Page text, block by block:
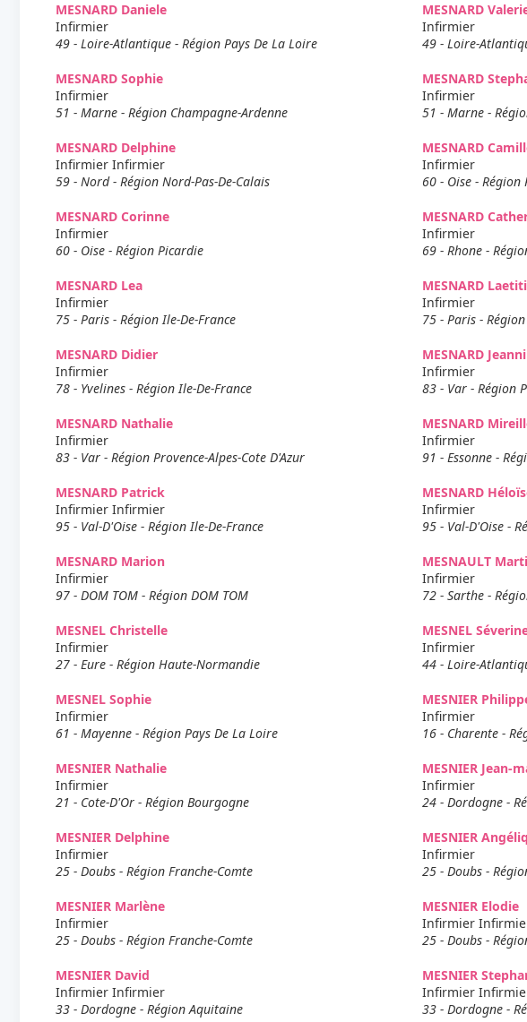
MESNARD Daniele
Infirmier
49 - Loire-Atlantique - Région Pays De La Loire
MESNARD
Infirmier
49 - Loire-
MESNARD Sophie
Infirmier
51 - Marne - Région Champagne-Ardenne
MESNARD
Infirmier
51 - Marne -
MESNARD Delphine
Infirmier Infirmier
59 - Nord - Région Nord-Pas-De-Calais
MESNARD
Infirmier
60 - Oise - Région
MESNARD Corinne
Infirmier
60 - Oise - Région Picardie
MESNARD
Infirmier
69 - Rhone -
MESNARD Lea
Infirmier
75 - Paris - Région Ile-De-France
MESNARD
Infirmier
75 - Paris -
MESNARD Didier
Infirmier
78 - Yvelines - Région Ile-De-France
MESNARD
Infirmier
83 - Var - Région
MESNARD Nathalie
Infirmier
83 - Var - Région Provence-Alpes-Cote D'Azur
MESNARD
Infirmier
91 - Essonne -
MESNARD Patrick
Infirmier Infirmier
95 - Val-D'Oise - Région Ile-De-France
MESNARD
Infirmier
95 - Val-D'Oise -
MESNARD Marion
Infirmier
97 - DOM TOM - Région DOM TOM
MESNAULT
Infirmier
72 - Sarthe -
MESNEL Christelle
Infirmier
27 - Eure - Région Haute-Normandie
MESNEL
Infirmier
44 - Loire-
MESNEL Sophie
Infirmier
61 - Mayenne - Région Pays De La Loire
MESNIER
Infirmier
16 - Charente -
MESNIER Nathalie
Infirmier
21 - Cote-D'Or - Région Bourgogne
MESNIER Jean-
Infirmier
24 - Dordogne -
MESNIER Delphine
Infirmier
25 - Doubs - Région Franche-Comte
MESNIER
Infirmier
25 - Doubs -
MESNIER Marlène
Infirmier
25 - Doubs - Région Franche-Comte
MESNIER Elodie
Infirmier
25 - Doubs -
MESNIER David
Infirmier Infirmier
33 - Dordogne - Région Aquitaine
MESNIER
Infirmier
33 - Dordogne -